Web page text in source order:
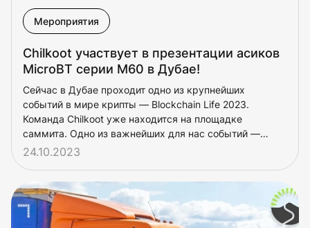
Мероприятия
Chilkoot участвует в презентации асиков
MicroBT серии M60 в Дубае!
Сейчас в Дубае проходит одно из крупнейших
событий в мире крипты — Blockchain Life 2023.
Команда Chilkoot уже находится на площадке
саммита. Одно из важнейших для нас событий —
презентация новой линейки асиков MicroBT M60!
24.10.2023